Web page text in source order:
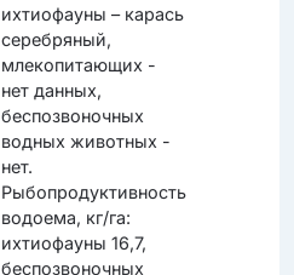
ихтиофауны – карась
серебряный,
млекопитающих -
нет данных,
беспозвоночных
водных животных -
нет.
Рыбопродуктивность
водоема, кг/га:
ихтиофауны 16,7,
беспозвоночных